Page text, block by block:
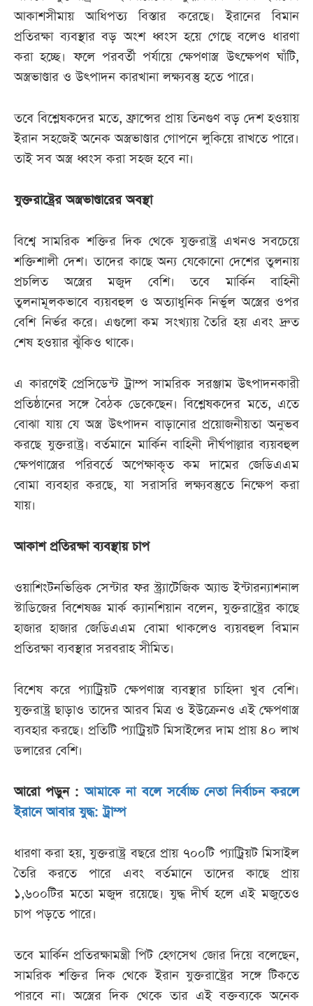
আকাশসীমায় আধিপত্য বিস্তার করেছে। ইরানের বিমান
প্রতিরক্ষা ব্যবস্থার বড় অংশ ধ্বংস হয়ে গেছে বলেও ধারণা
করা হচ্ছে। ফলে পরবর্তী পর্যায়ে ক্ষেপণাস্ত্র উৎক্ষেপণ ঘাঁটি,
অস্ত্রভাণ্ডার ও উৎপাদন কারখানা লক্ষ্যবস্তু হতে পারে।
তবে বিশ্লেষকদের মতে, ফ্রান্সের প্রায় তিনগুণ বড় দেশ হওয়ায়
ইরান সহজেই অনেক অস্ত্রভাণ্ডার গোপনে লুকিয়ে রাখতে পারে।
তাই সব অস্ত্র ধ্বংস করা সহজ হবে না।
যুক্তরাষ্ট্রের অস্ত্রভাণ্ডারের অবস্থা
বিশ্বে সামরিক শক্তির দিক থেকে যুক্তরাষ্ট্র এখনও সবচেয়ে
শক্তিশালী দেশ। তাদের কাছে অন্য যেকোনো দেশের তুলনায়
প্রচলিত অস্ত্রের মজুদ বেশি। তবে মার্কিন বাহিনী
তুলনামূলকভাবে ব্যয়বহুল ও অত্যাধুনিক নির্ভুল অস্ত্রের ওপর
বেশি নির্ভর করে। এগুলো কম সংখ্যায় তৈরি হয় এবং দ্রুত
শেষ হওয়ার ঝুঁকিও থাকে।
এ কারণেই প্রেসিডেন্ট ট্রাম্প সামরিক সরঞ্জাম উৎপাদনকারী
প্রতিষ্ঠানের সঙ্গে বৈঠক ডেকেছেন। বিশ্লেষকদের মতে, এতে
বোঝা যায় যে অস্ত্র উৎপাদন বাড়ানোর প্রয়োজনীয়তা অনুভব
করছে যুক্তরাষ্ট্র। বর্তমানে মার্কিন বাহিনী দীর্ঘপাল্লার ব্যয়বহুল
ক্ষেপণাস্ত্রের পরিবর্তে অপেক্ষাকৃত কম দামের জেডিএএম
বোমা ব্যবহার করছে, যা সরাসরি লক্ষ্যবস্তুতে নিক্ষেপ করা
যায়।
আকাশ প্রতিরক্ষা ব্যবস্থায় চাপ
ওয়াশিংটনভিত্তিক সেন্টার ফর স্ট্র্যাটেজিক অ্যান্ড ইন্টারন্যাশনাল
স্টাডিজের বিশেষজ্ঞ মার্ক ক্যানশিয়ান বলেন, যুক্তরাষ্ট্রের কাছে
হাজার হাজার জেডিএএম বোমা থাকলেও ব্যয়বহুল বিমান
প্রতিরক্ষা ব্যবস্থার সরবরাহ সীমিত।
বিশেষ করে প্যাট্রিয়ট ক্ষেপণাস্ত্র ব্যবস্থার চাহিদা খুব বেশি।
যুক্তরাষ্ট্র ছাড়াও তাদের আরব মিত্র ও ইউক্রেনও এই ক্ষেপণাস্ত্র
ব্যবহার করছে। প্রতিটি প্যাট্রিয়ট মিসাইলের দাম প্রায় ৪০ লাখ
ডলারের বেশি।
আরো পড়ুন :আমাকে না বলে সর্বোচ্চ নেতা নির্বাচন করলে
ইরানে আবার যুদ্ধ: ট্রাম্প
ধারণা করা হয়, যুক্তরাষ্ট্র বছরে প্রায় ৭০০টি প্যাট্রিয়ট মিসাইল
তৈরি করতে পারে এবং বর্তমানে তাদের কাছে প্রায়
১,৬০০টির মতো মজুদ রয়েছে। যুদ্ধ দীর্ঘ হলে এই মজুতেও
চাপ পড়তে পারে।
তবে মার্কিন প্রতিরক্ষামন্ত্রী পিট হেগসেথ জোর দিয়ে বলেছেন,
সামরিক শক্তির দিক থেকে ইরান যুক্তরাষ্ট্রের সঙ্গে টিকতে
পারবে না। অস্ত্রের দিক থেকে তার এই বক্তব্যকে অনেক